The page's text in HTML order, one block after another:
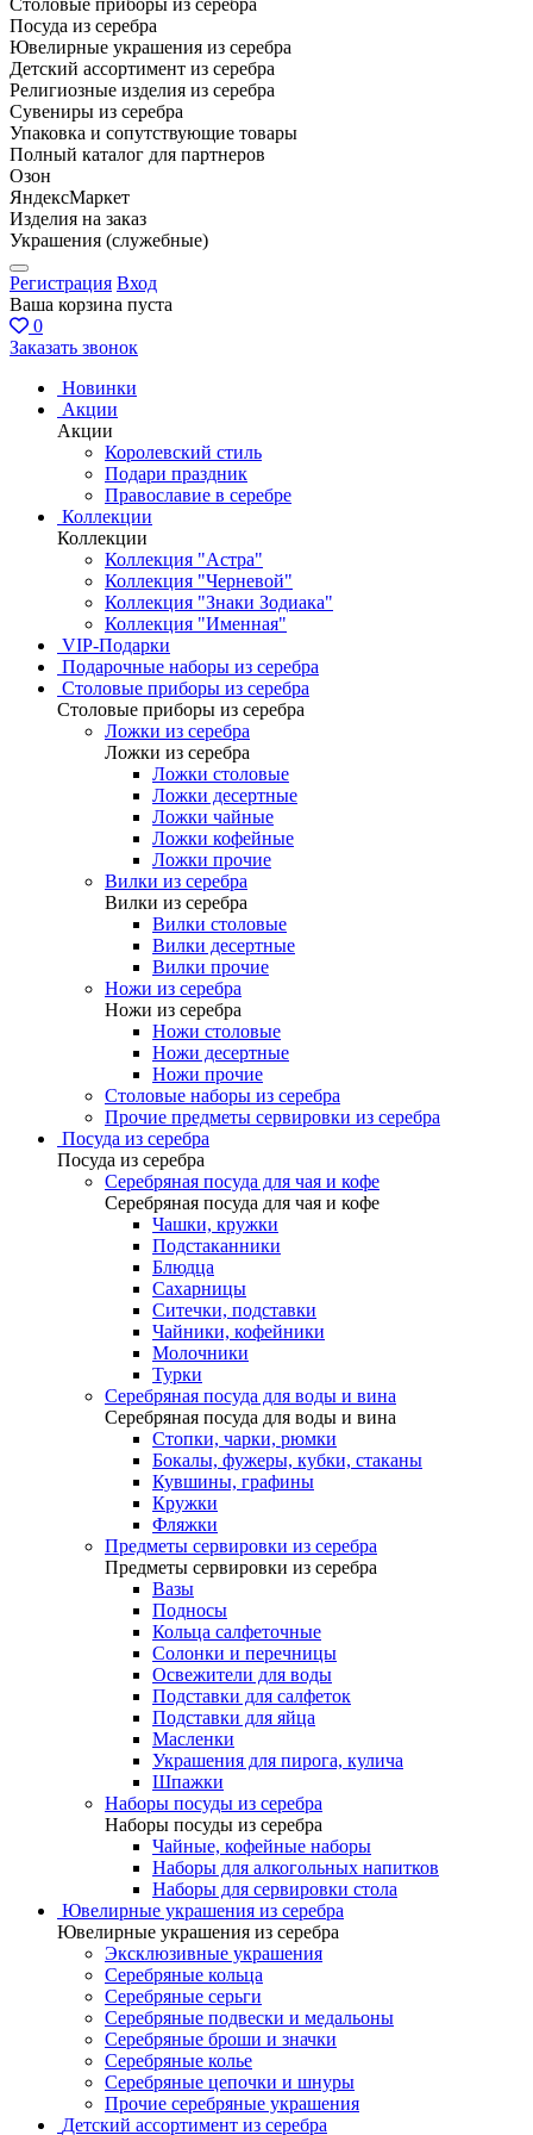
Столовые приборы из серебра
Посуда из серебра
Ювелирные украшения из серебра
Детский ассортимент из серебра
Религиозные изделия из серебра
Сувениры из серебра
Упаковка и сопутствующие товары
Полный каталог для партнеров
Озон
ЯндексМаркет
Изделия на заказ
Украшения (служебные)
Регистрация Вход
Ваша корзина пуста
0
Заказать звонок
Новинки
Акции
Акции
Королевский стиль
Подари праздник
Православие в серебре
Коллекции
Коллекции
Коллекция "Астра"
Коллекция "Черневой"
Коллекция "Знаки Зодиака"
Коллекция "Именная"
VIP-Подарки
Подарочные наборы из серебра
Столовые приборы из серебра
Столовые приборы из серебра
Ложки из серебра
Ложки из серебра
Ложки столовые
Ложки десертные
Ложки чайные
Ложки кофейные
Ложки прочие
Вилки из серебра
Вилки из серебра
Вилки столовые
Вилки десертные
Вилки прочие
Ножи из серебра
Ножи из серебра
Ножи столовые
Ножи десертные
Ножи прочие
Столовые наборы из серебра
Прочие предметы сервировки из серебра
Посуда из серебра
Посуда из серебра
Серебряная посуда для чая и кофе
Серебряная посуда для чая и кофе
Чашки, кружки
Подстаканники
Блюдца
Сахарницы
Ситечки, подставки
Чайники, кофейники
Молочники
Турки
Серебряная посуда для воды и вина
Серебряная посуда для воды и вина
Стопки, чарки, рюмки
Бокалы, фужеры, кубки, стаканы
Кувшины, графины
Кружки
Фляжки
Предметы сервировки из серебра
Предметы сервировки из серебра
Вазы
Подносы
Кольца салфеточные
Солонки и перечницы
Освежители для воды
Подставки для салфеток
Подставки для яйца
Масленки
Украшения для пирога, кулича
Шпажки
Наборы посуды из серебра
Наборы посуды из серебра
Чайные, кофейные наборы
Наборы для алкогольных напитков
Наборы для сервировки стола
Ювелирные украшения из серебра
Ювелирные украшения из серебра
Эксклюзивные украшения
Серебряные кольца
Серебряные серьги
Серебряные подвески и медальоны
Серебряные броши и значки
Серебряные колье
Серебряные цепочки и шнуры
Прочие серебряные украшения
Детский ассортимент из серебра